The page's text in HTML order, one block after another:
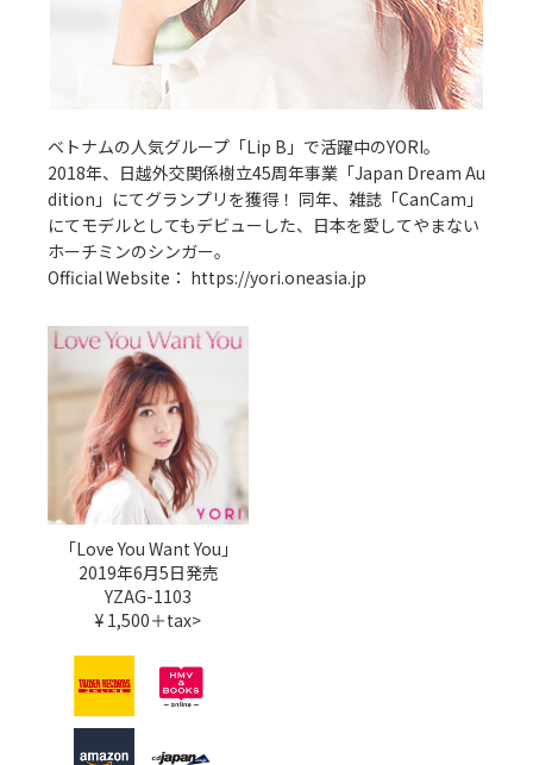
ベトナムの人気グループ「Lip B」で活躍中のYORI。
2018年、日越外交関係樹立45周年事業「Japan Dream Au
dition」にてグランプリを獲得！ 同年、雑誌「CanCam」
にてモデルとしてもデビューした、日本を愛してやまない
ホーチミンのシンガー。
Official Website： https://yori.oneasia.jp
「Love You Want You」
2019年6月5日発売
YZAG-1103
¥ 1,500＋tax>